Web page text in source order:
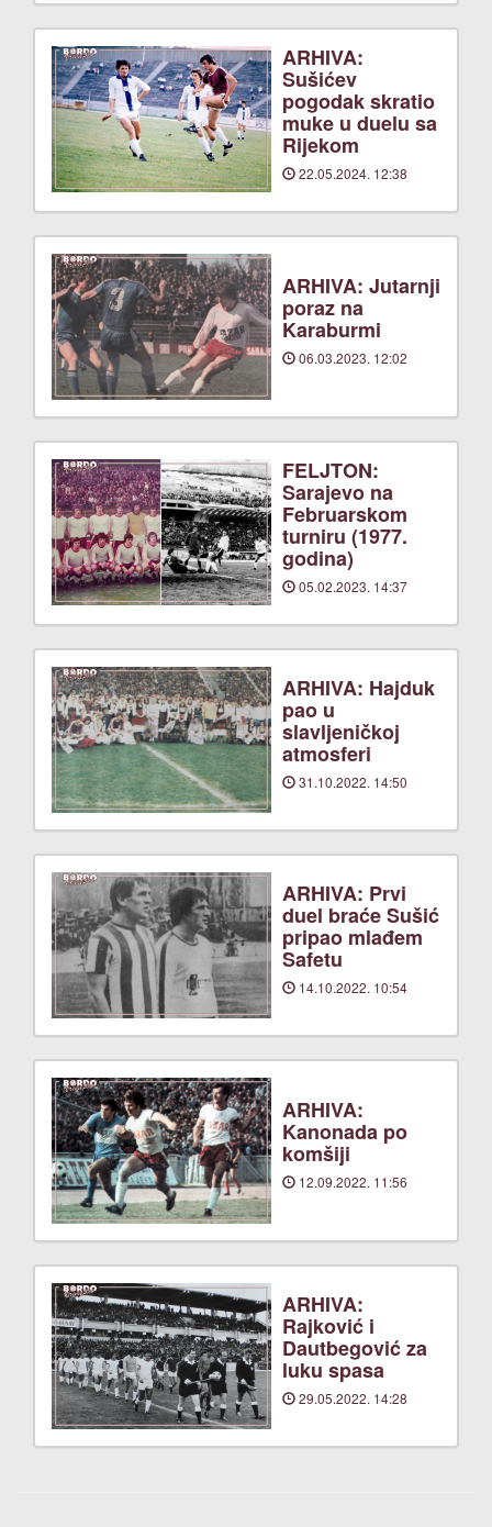
ARHIVA:
Sušićev
pogodak skratio
muke u duelu sa
Rijekom
22.05.2024. 12:38
ARHIVA: Jutarnji
poraz na
Karaburmi
06.03.2023. 12:02
FELJTON:
Sarajevo na
Februarskom
turniru (1977.
godina)
05.02.2023. 14:37
ARHIVA: Hajduk
pao u
slavljeničkoj
atmosferi
31.10.2022. 14:50
ARHIVA: Prvi
duel braće Sušić
pripao mlađem
Safetu
14.10.2022. 10:54
ARHIVA:
Kanonada po
komšiji
12.09.2022. 11:56
ARHIVA:
Rajković i
Dautbegović za
luku spasa
29.05.2022. 14:28